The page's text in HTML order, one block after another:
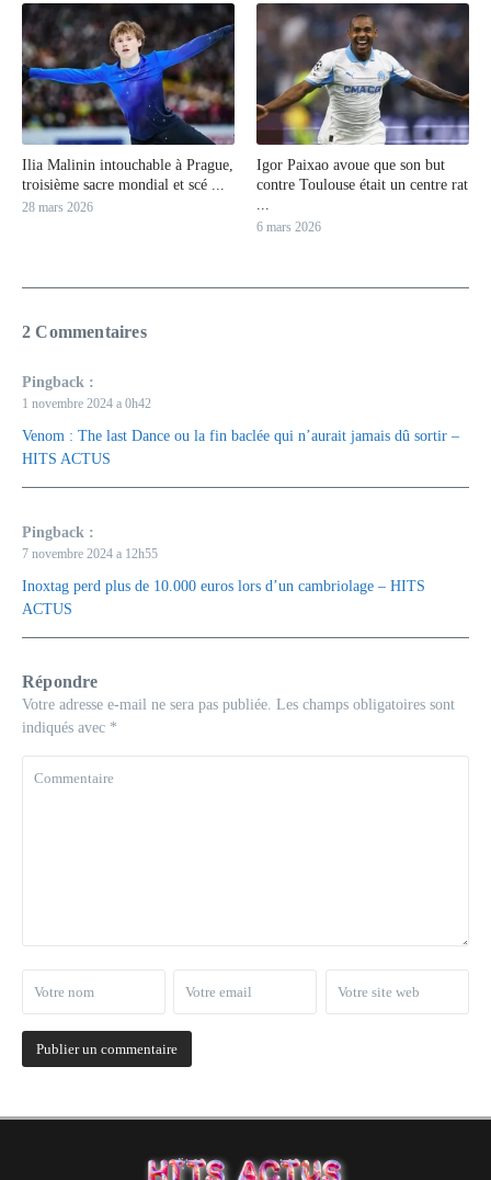
Ilia Malinin intouchable à Prague,
troisième sacre mondial et scé ...
28 mars 2026
Igor Paixao avoue que son but
contre Toulouse était un centre rat
6 mars 2026
2 Commentaires
Pingback :
1 novembre 2024 a 0h42
Venom : The last Dance ou la fin baclée qui n’aurait jamais dû sortir –
HITS ACTUS
Pingback :
7 novembre 2024 a 12h55
Inoxtag perd plus de 10.000 euros lors d’un cambriolage – HITS
ACTUS
Répondre
Votre adresse e-mail ne sera pas publiée. Les champs obligatoires sont
indiqués avec *